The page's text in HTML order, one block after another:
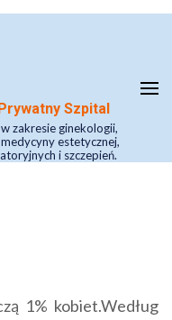
Szpital
zakresie ginekologii,
estetycznej,
i szczepień.
1% kobiet.Według